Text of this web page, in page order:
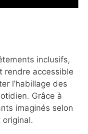
inclusifs,
rendre accessible
l’habillage des
Grâce à
imaginés selon
original.